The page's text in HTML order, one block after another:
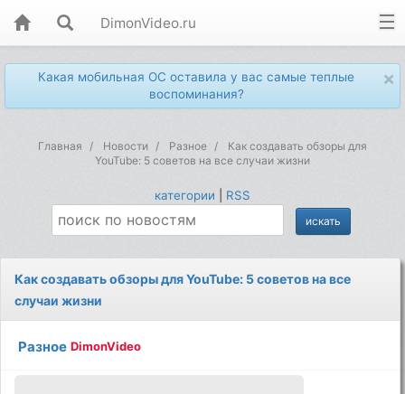
DimonVideo.ru
×
Какая мобильная ОС оставила у вас самые теплые
воспоминания?
Главная Новости Разное
Как создавать обзоры для
YouTube: 5 советов на все случаи жизни
категории RSS
Как создавать обзоры для YouTube: 5 советов на все
случаи жизни
Разное DimonVideo